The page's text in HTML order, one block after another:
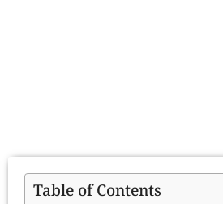
Table of Contents